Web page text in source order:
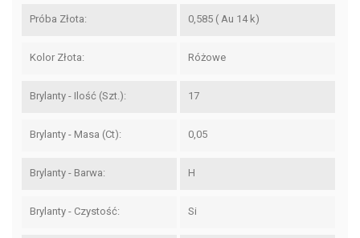
Próba Złota: 0,585 ( Au 14 k)
Kolor Złota: Różowe
Brylanty - Ilość (szt.): 17
Brylanty - Masa (ct): 0,05
Brylanty - Barwa: H
Brylanty - Czystość: Si